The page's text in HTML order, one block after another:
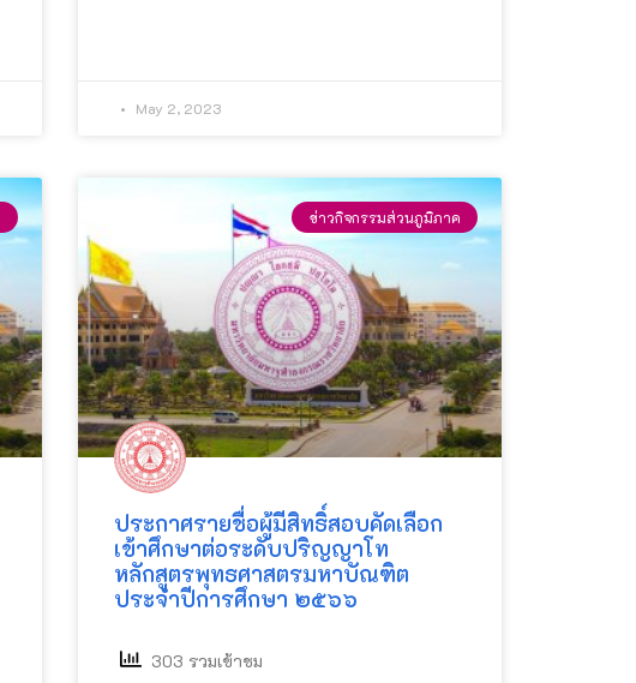
May 2, 2023
ข่าวกิจกรรมส่วนภูมิภาค
ประกาศรายชื่อผู้มีสิทธิ์สอบคัดเลือก
เข้าศึกษาต่อระดับปริญญาโท
หลักสูตรพุทธศาสตรมหาบัณฑิต
ประจำปีการศึกษา ๒๕๖๖
303 รวมเข้าชม